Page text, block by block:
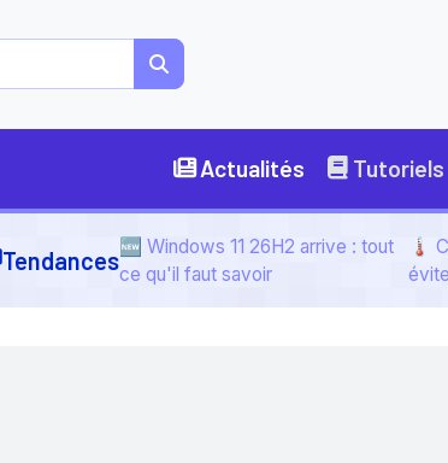
Actualités Tutoriels
Tendances🆕 Windows 11 26H2 arrive : tout
ce qu'il faut savoir
🌡️